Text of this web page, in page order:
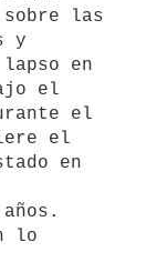
las
y
en
el
el
el
en
lo